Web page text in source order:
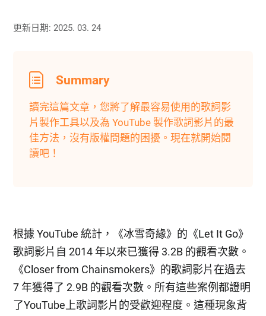
更新日期: 2025. 03. 24
Summary
讀完這篇文章，您將了解最容易使用的歌詞影
片製作工具以及為 YouTube 製作歌詞影片的最
佳方法，沒有版權問題的困擾。現在就開始閱
讀吧！
根據 YouTube 統計，《冰雪奇緣》的《Let It Go》
歌詞影片自 2014 年以來已獲得 3.2B 的觀看次數。
《Closer from Chainsmokers》的歌詞影片在過去
7 年獲得了 2.9B 的觀看次數。所有這些案例都證明
了YouTube上歌詞影片的受歡迎程度。這種現象背